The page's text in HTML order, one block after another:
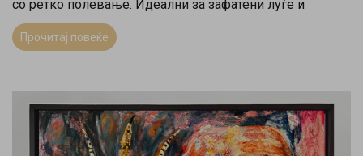
со ретко полевање. Идеални за зафатени луѓе и
модерен дом со природна хармонија.
Прочитај повеќе